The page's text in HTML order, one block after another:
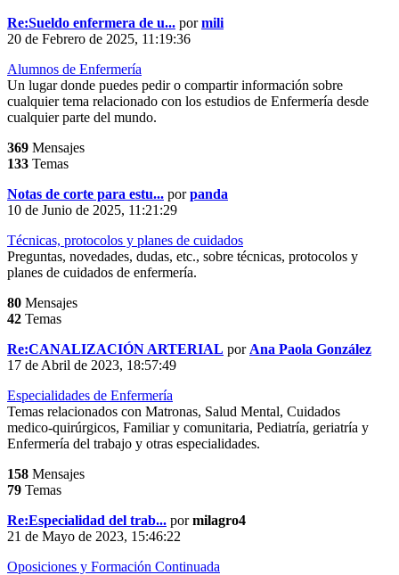
Re:Sueldo enfermera de u... pormili
20 de Febrero de 2025, 11:19:36
Alumnos de Enfermería
Un lugar donde puedes pedir o compartir información sobre
cualquier tema relacionado con los estudios de Enfermería desde
cualquier parte del mundo.
369 Mensajes
133 Temas
Notas de corte para estu... porpanda
10 de Junio de 2025, 11:21:29
Técnicas, protocolos y planes de cuidados
Preguntas, novedades, dudas, etc., sobre técnicas, protocolos y
planes de cuidados de enfermería.
80 Mensajes
42 Temas
Re:CANALIZACIÓN ARTERIAL por Ana Paola González
17 de Abril de 2023, 18:57:49
Especialidades de Enfermería
Temas relacionados con Matronas, Salud Mental, Cuidados
medico-quirúrgicos, Familiar y comunitaria, Pediatría, geriatría y
Enfermería del trabajo y otras especialidades.
158 Mensajes
79 Temas
Re:Especialidad del trab... pormilagro4
21 de Mayo de 2023, 15:46:22
Oposiciones y Formación Continuada